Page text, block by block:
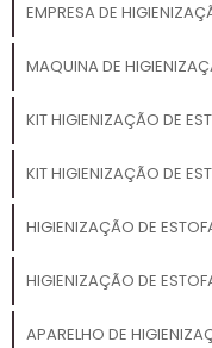
EMPRESA DE
MAQUINA DE
KIT HIGIENIZAÇÃO DE
KIT HIGIENIZAÇÃO DE
HIGIENIZAÇÃO DE
HIGIENIZAÇÃO DE
APARELHO DE